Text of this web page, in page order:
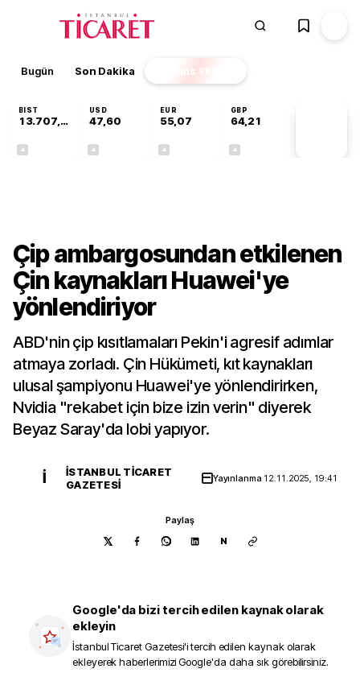
Bugün Son Dakika Finans EKSTRA
BIST
13.707,75
USD
47,60
EUR
55,07
GBP
64,21
Çip ambargosundan etkilenen
Çin kaynakları Huawei'ye
yönlendiriyor
ABD'nin çip kısıtlamaları Pekin'i agresif adımlar
atmaya zorladı. Çin Hükümeti, kıt kaynakları
ulusal şampiyonu Huawei'ye yönlendirirken,
Nvidia "rekabet için bize izin verin" diyerek
Beyaz Saray'da lobi yapıyor.
İ
İSTANBUL TICARET
GAZETESI
Yayınlanma 12.11.2025, 19:41
Paylaş
N
Google'da bizi tercih edilen kaynak olarak
ekleyin
İstanbul Ticaret Gazetesi'i tercih edilen kaynak olarak
ekleyerek haberlerimizi Google'da daha sık görebilirsiniz.